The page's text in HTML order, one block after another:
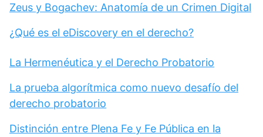
Zeus y Bogachev: Anatomía de un Crimen Digital
¿Qué es el eDiscovery en el derecho?
La Hermenéutica y el Derecho Probatorio
La prueba algorítmica como nuevo desafío del
derecho probatorio
Distinción entre Plena Fe y Fe Pública en la